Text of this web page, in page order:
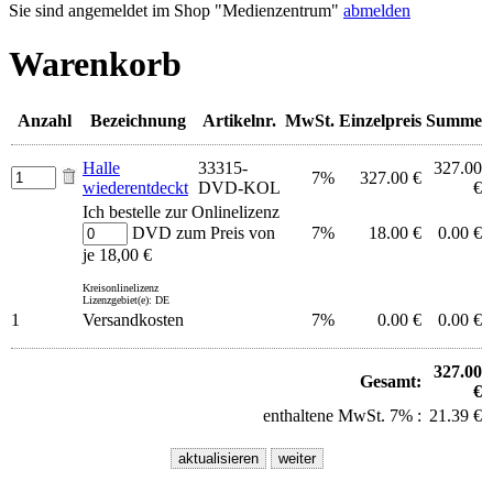
Sie sind angemeldet im Shop "Medienzentrum" abmelden
Warenkorb
Anzahl Bezeichnung Artikelnr. MwSt. Einzelpreis Summe
Halle
wiederentdeckt
33315-
DVD-KOL
7% 327.00 €
327.00
€
Ich bestelle zur Onlinelizenz
DVD zum Preis von
je 18,00 €
7% 18.00 € 0.00 €
Kreisonlinelizenz
Lizenzgebiet(e): DE
1 Versandkosten 7% 0.00 € 0.00 €
Gesamt:
327.00
€
enthaltene MwSt. 7% : 21.39 €